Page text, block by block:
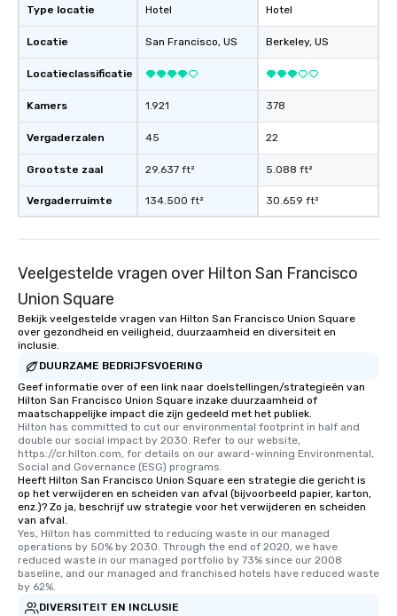
Type locatie
Locatie
Locatieclassificatie
Kamers
Vergaderzalen
Grootste zaal
Vergaderruimte
Hotel
San Francisco, US
1.921
45
29.637 ft²
134.500 ft²
Hotel
Berkeley, US
378
22
5.088 ft²
30.659 ft²
Veelgestelde vragen over Hilton San Francisco
Union Square
Bekijk veelgestelde vragen van Hilton San Francisco Union Square
over gezondheid en veiligheid, duurzaamheid en diversiteit en
inclusie.
DUURZAME BEDRIJFSVOERING
Geef informatie over of een link naar doelstellingen/strategieën van
Hilton San Francisco Union Square inzake duurzaamheid of
maatschappelijke impact die zijn gedeeld met het publiek.
Hilton has committed to cut our environmental footprint in half and
double our social impact by 2030. Refer to our website,
https://cr.hilton.com, for details on our award-winning Environmental,
Social and Governance (ESG) programs.
Heeft Hilton San Francisco Union Square een strategie die gericht is
op het verwijderen en scheiden van afval (bijvoorbeeld papier, karton,
enz.)? Zo ja, beschrijf uw strategie voor het verwijderen en scheiden
van afval.
Yes, Hilton has committed to reducing waste in our managed
operations by 50% by 2030. Through the end of 2020, we have
reduced waste in our managed portfolio by 73% since our 2008
baseline, and our managed and franchised hotels have reduced waste
by 62%.
DIVERSITEIT EN INCLUSIE